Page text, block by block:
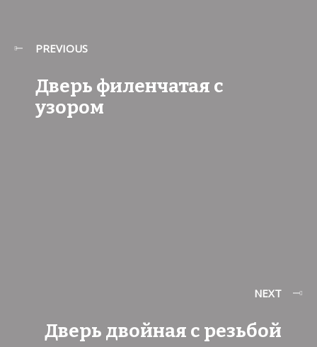
PREVIOUS
Дверь филенчатая с
узором
NEXT
Дверь двойная с резьбой